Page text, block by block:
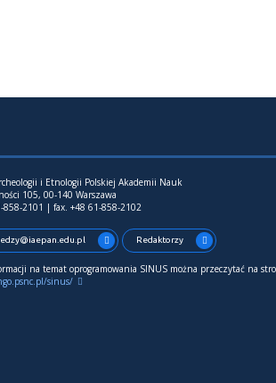
i Etnologii Polskiej Akademii Nauk
105, 00-140 Warszawa
858-2101 | fax. +48 61-858-2102
Redaktorzy
na temat oprogramowania SINUS można przeczytać na
sinus/